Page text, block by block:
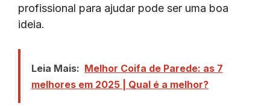
profissional para ajudar pode ser uma boa
ideia.
Leia Mais: Melhor Coifa de Parede: as 7
melhores em 2025 | Qual é a melhor?